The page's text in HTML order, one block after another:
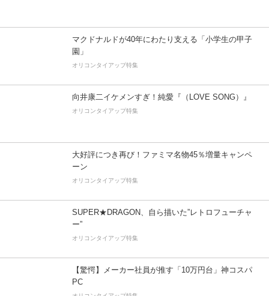
マクドナルドが40年にわたり支える「小学生の甲子
園」
オリコンタイアップ特集
向井康二イケメンすぎ！純愛『（LOVE SONG）』
オリコンタイアップ特集
大好評につき再び！ファミマ名物45％増量キャンペ
ーン
オリコンタイアップ特集
SUPER★DRAGON、自ら描いた”レトロフューチャ
ー”
オリコンタイアップ特集
【驚愕】メーカー社員が推す「10万円台」神コスパ
PC